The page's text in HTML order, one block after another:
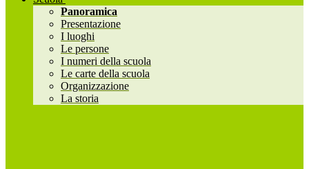
Panoramica
Presentazione
I luoghi
Le persone
I numeri della scuola
Le carte della scuola
Organizzazione
La storia